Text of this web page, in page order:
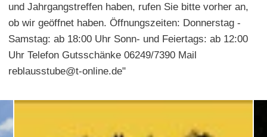
und Jahrgangstreffen haben, rufen Sie bitte vorher an,
ob wir geöffnet haben. Öffnungszeiten: Donnerstag -
Samstag: ab 18:00 Uhr Sonn- und Feiertags: ab 12:00
Uhr Telefon Gutsschänke 06249/7390 Mail
reblausstube@t-online.de"